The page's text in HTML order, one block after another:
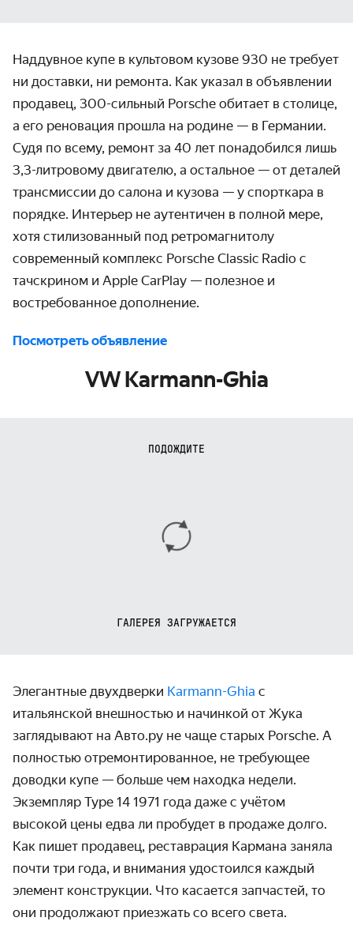
Наддувное купе в культовом кузове 930 не требует
ни доставки, ни ремонта. Как указал в объявлении
продавец, 300-сильный Porsche обитает в столице,
а его реновация прошла на родине — в Германии.
Судя по всему, ремонт за 40 лет понадобился лишь
3,3-литровому двигателю, а остальное — от деталей
трансмиссии до салона и кузова — у спорткара в
порядке. Интерьер не аутентичен в полной мере,
хотя стилизованный под ретромагнитолу
современный комплекс Porsche Classic Radio c
тачскрином и Apple CarPlay — полезное и
востребованное дополнение.
Посмотреть объявление
VW Karmann-Ghia
ПОДОЖДИТЕ
ГАЛЕРЕЯ ЗАГРУЖАЕТСЯ
Элегантные двухдверки Karmann-Ghia с
итальянской внешностью и начинкой от Жука
заглядывают на Авто.ру не чаще старых Porsche. А
полностью отремонтированное, не требующее
доводки купе — больше чем находка недели.
Экземпляр Type 14 1971 года даже с учётом
высокой цены едва ли пробудет в продаже долго.
Как пишет продавец, реставрация Кармана заняла
почти три года, и внимания удостоился каждый
элемент конструкции. Что касается запчастей, то
они продолжают приезжать со всего света.